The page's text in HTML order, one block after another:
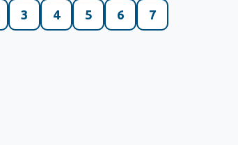
3 4 5 6 7